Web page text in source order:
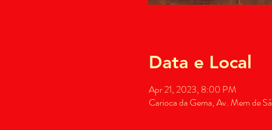
Data e Local
Apr 21, 2023, 8:00 PM
Carioca da Gema, Av. Mem de